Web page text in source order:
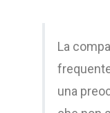
La
una